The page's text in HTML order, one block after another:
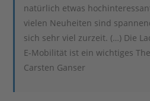
natürlich etwas
vielen Neuheiten sind
sich sehr viel zurzeit. (…) Die
E-Mobilität ist ein wichtiges
Carsten Ganser